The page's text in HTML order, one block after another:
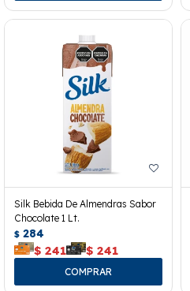
Silk Bebida De Almendras Sabor
Chocolate 1 Lt.
$ 284
$ 241 $ 241